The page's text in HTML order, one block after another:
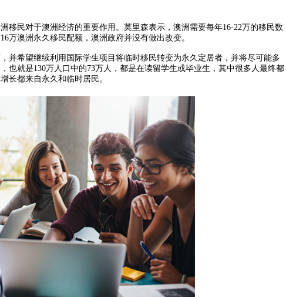
移民对于澳洲经济的重要作用。莫里森表示，澳洲需要每年16-22万的移民数
万澳洲永久移民配额，澳洲政府并没有做出改变。
并希望继续利用国际学生项目将临时移民转变为永久定居者，并将尽可能多
也就是130万人口中的73万人，都是在读留学生或毕业生，其中很多人最终都
长都来自永久和临时居民。